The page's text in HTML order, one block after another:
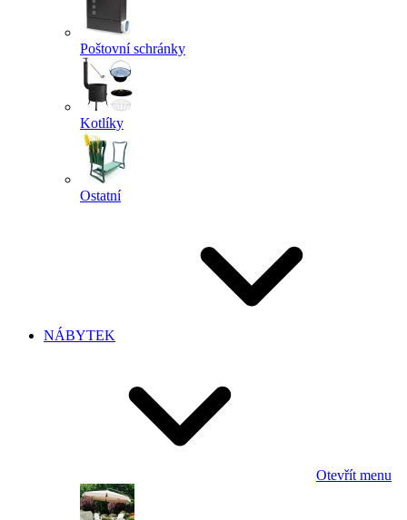
Poštovní schránky
Kotlíky
Ostatní
NÁBYTEK
Otevřít menu